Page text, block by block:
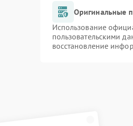
Оригинальные
Использование
пользовательскими
восстановление